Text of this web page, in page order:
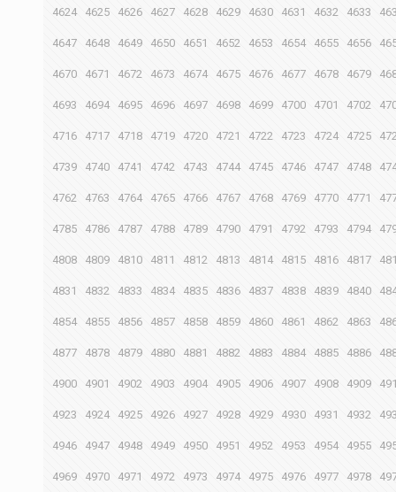
4624 4625 4626 4627 4628 4629 4630 4631 4632 4633
4647 4648 4649 4650 4651 4652 4653 4654 4655 4656
4670 4671 4672 4673 4674 4675 4676 4677 4678 4679
4693 4694 4695 4696 4697 4698 4699 4700 4701 4702
4716 4717 4718 4719 4720 4721 4722 4723 4724 4725
4739 4740 4741 4742 4743 4744 4745 4746 4747 4748
4762 4763 4764 4765 4766 4767 4768 4769 4770 4771
4785 4786 4787 4788 4789 4790 4791 4792 4793 4794
4808 4809 4810 4811 4812 4813 4814 4815 4816 4817
4831 4832 4833 4834 4835 4836 4837 4838 4839 4840
4854 4855 4856 4857 4858 4859 4860 4861 4862 4863
4877 4878 4879 4880 4881 4882 4883 4884 4885 4886
4900 4901 4902 4903 4904 4905 4906 4907 4908 4909
4923 4924 4925 4926 4927 4928 4929 4930 4931 4932
4946 4947 4948 4949 4950 4951 4952 4953 4954 4955
4969 4970 4971 4972 4973 4974 4975 4976 4977 4978